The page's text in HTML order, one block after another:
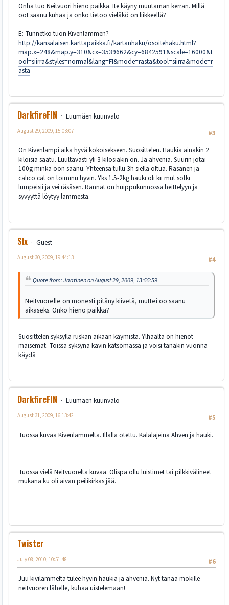
Onha tuo Neitvuori hieno paikka. Ite käyny muutaman kerran. Millä
oot saanu kuhaa ja onko tietoo vieläkö on liikkeellä?
E: Tunnetko tuon Kivenlammen?
http://kansalaisen.karttapaikka.fi/kartanhaku/osoitehaku.html?
map.x=248&map.y=310&cx=3539662&cy=6842591&scale=16000&t
ool=siirra&styles=normal&lang=FI&mode=rasta&tool=siirra&mode=r
asta
DarkfireFIN
Luumäen kuunvalo
#3
August 29, 2009, 15:03:07
On Kivenlampi aika hyvä kokoisekseen. Suosittelen. Haukia ainakin 2
kiloisia saatu. Luultavasti yli 3 kilosiakin on. Ja ahvenia. Suurin jotai
100g minkä oon saanu. Yhteensä tullu 3h siellä oltua. Räsänen ja
calico cat on toiminu hyvin. Yks 1.5-2kg hauki oli kii mut sotki
lumpeisii ja vei räsäsen. Rannat on huippukunnossa heittelyyn ja
syvyyttä löytyy lammesta.
Slx
Guest
#4
August 30, 2009, 19:44:13
Quote from: Jaatinen on August 29, 2009, 13:55:59
Neitvuorelle on monesti pitäny kiivetä, muttei oo saanu
aikaseks. Onko hieno paikka?
Suosittelen syksyllä ruskan aikaan käymistä. Ylhäältä on hienot
maisemat. Toissa syksynä kävin katsomassa ja voisi tänäkin vuonna
käydä
DarkfireFIN
Luumäen kuunvalo
#5
August 31, 2009, 16:13:42
Tuossa kuvaa Kivenlammelta. Illalla otettu. Kalalajeina Ahven ja hauki.
Tuossa vielä Neitvuorelta kuvaa. Olispa ollu luistimet tai pilkkivälineet
mukana ku oli aivan peilikirkas jää.
Twister
#6
July 08, 2010, 10:51:48
Juu kivilammelta tulee hyvin haukia ja ahvenia. Nyt tänää mökille
neitvuoren lähelle, kuhaa uistelemaan!